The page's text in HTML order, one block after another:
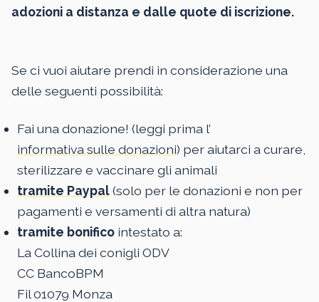
adozioni a distanza e dalle quote di iscrizione.
Se ci vuoi aiutare prendi in considerazione una
delle seguenti possibilità:
Fai una donazione! (leggi prima l’
informativa sulle donazioni) per aiutarci a curare,
sterilizzare e vaccinare gli animali
tramite Paypal(solo per le donazioni e non per
pagamenti e versamenti di altra natura)
tramite bonifico intestato a:
La Collina dei conigli ODV
CC BancoBPM
Fil 01079 Monza